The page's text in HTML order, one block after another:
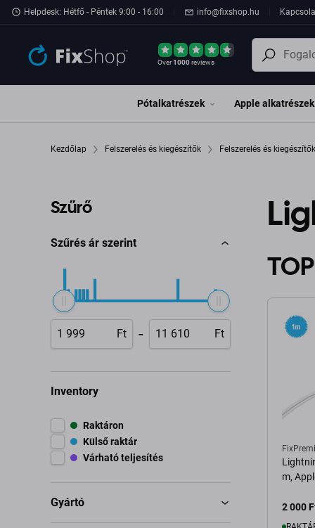
Ugrás az oldal fő részéhez
Helpdesk: Hétfő - Péntek 9:00 - 16:00 info@fixshop.hu
Over1000reviews
Pótalkatrészek Apple alkatrészek
Kezdőlap Felszerelés és kiegészítők Felszerelés és kiegészítők
Szűrő
Szűrés ár szerint
Ft - Ft
Inventory
Raktáron
Külső raktár
Várható teljesítés
Gyártó
m,
2 000